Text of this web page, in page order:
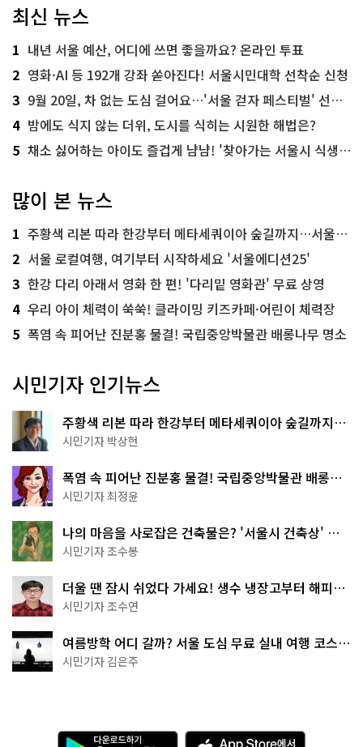
최신 뉴스
1 내년 서울 예산, 어디에 쓰면 좋을까요? 온라인 투표
2 영화·AI 등 192개 강좌 쏟아진다! 서울시민대학 선착순 신청
3 9월 20일, 차 없는 도심 걸어요…'서울 걷자 페스티벌' 선착순 5천명
4 밤에도 식지 않는 더위, 도시를 식히는 시원한 해법은?
5 채소 싫어하는 아이도 즐겁게 냠냠! '찾아가는 서울시 식생활 교육' 현장
많이 본 뉴스
1 주황색 리본 따라 한강부터 메타세쿼이아 숲길까지…서울둘레길 15코스
2 서울 로컬여행, 여기부터 시작하세요 '서울에디션25'
3 한강 다리 아래서 영화 한 편! '다리밑 영화관' 무료 상영
4 우리 아이 체력이 쑥쑥! 클라이밍 키즈카페·어린이 체력장
5 폭염 속 피어난 진분홍 물결! 국립중앙박물관 배롱나무 명소
시민기자 인기뉴스
주황색 리본 따라 한강부터 메타세쿼이아 숲길까지…
서울둘레길 15코스
시민기자 박상현
폭염 속 피어난 진분홍 물결! 국립중앙박물관 배롱나
무 명소
시민기자 최정윤
나의 마음을 사로잡은 건축물은? '서울시 건축상' 수
상작 공개!
시민기자 조수봉
더울 땐 잠시 쉬었다 가세요! 생수 냉장고부터 해피소
·무더위쉼터까지
시민기자 조수연
여름방학 어디 갈까? 서울 도심 무료 실내 여행 코스
추천
시민기자 김은주
다 A